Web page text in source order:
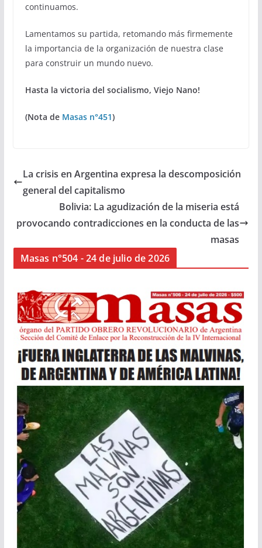
continuamos.
Lamentamos su partida, retomando más firmemente
la importancia de la organización de nuestra clase
para construir un mundo nuevo.
Hasta la victoria del socialismo, Viejo Nano!
(Nota de Masas n°451)
La crisis en Argentina expresa la descomposición
general del capitalismo
Bolivia: La agudización de la miseria está
provocando contradicciones en la conducta de las
masas
Masas n°504 - 24 de julio de 2026